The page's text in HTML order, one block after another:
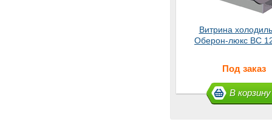
Витрина
Оберон-люкс ВС
Под заказ
В корзину